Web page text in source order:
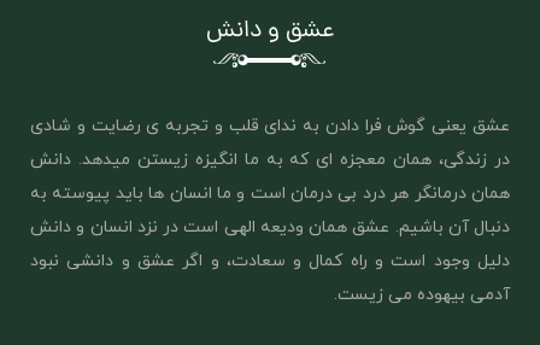
عشق و دانش
عشق یعنی گوش فرا دادن به ندای قلب و تجربه ی رضایت و شادی
در زندگی، همان معجزه ای که به ما انگیزه زیستن میدهد. دانش
همان درمانگر هر درد بی درمان است و ما انسان ها باید پیوسته به
دنبال آن باشیم. عشق همان ‌ودیعه الهی است در نزد انسان و دانش
دلیل وجود است و راه کمال و سعادت، و اگر عشق و دانشی نبود
آدمی بیهوده می زیست.